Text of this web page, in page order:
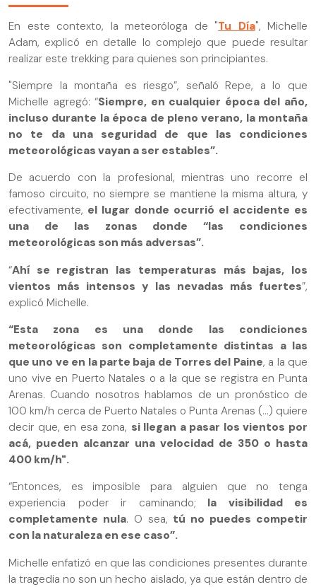
En este contexto, la meteoróloga de "Tu Día", Michelle
Adam, explicó en detalle lo complejo que puede resultar
realizar este trekking para quienes son principiantes.
"Siempre la montaña es riesgo”, señaló Repe, a lo que
Michelle agregó: “Siempre, en cualquier época del año,
incluso durante la época de pleno verano, la montaña
no te da una seguridad de que las condiciones
meteorológicas vayan a ser estables”.
De acuerdo con la profesional, mientras uno recorre el
famoso circuito, no siempre se mantiene la misma altura, y
efectivamente, el lugar donde ocurrió el accidente es
una de las zonas donde “las condiciones
meteorológicas son más adversas”.
“Ahí se registran las temperaturas más bajas, los
vientos más intensos y las nevadas más fuertes”,
explicó Michelle.
“Esta zona es una donde las condiciones
meteorológicas son completamente distintas a las
que uno ve en la parte baja de Torres del Paine, a la que
uno vive en Puerto Natales o a la que se registra en Punta
Arenas. Cuando nosotros hablamos de un pronóstico de
100 km/h cerca de Puerto Natales o Punta Arenas (...) quiere
decir que, en esa zona, si llegan a pasar los vientos por
acá, pueden alcanzar una velocidad de 350 o hasta
400 km/h".
“Entonces, es imposible para alguien que no tenga
experiencia poder ir caminando; la visibilidad es
completamente nula. O sea, tú no puedes competir
con la naturaleza en ese caso”.
Michelle enfatizó en que las condiciones presentes durante
la tragedia no son un hecho aislado, ya que están dentro de